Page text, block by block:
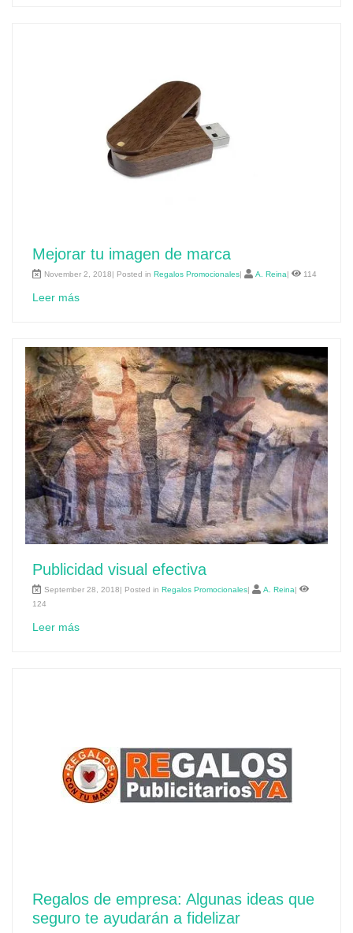
Mejorar tu imagen de marca
November 2, 2018| Posted in Regalos Promocionales| A. Reina| 114
Leer más
Publicidad visual efectiva
September 28, 2018| Posted in Regalos Promocionales| A. Reina|
124
Leer más
Regalos de empresa: Algunas ideas que
seguro te ayudarán a fidelizar